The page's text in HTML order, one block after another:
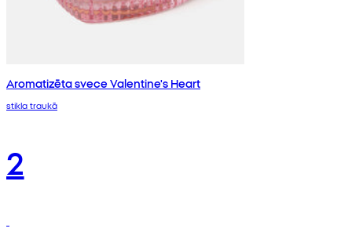
Aromatizēta svece Valentine's Heart
stikla traukā
2